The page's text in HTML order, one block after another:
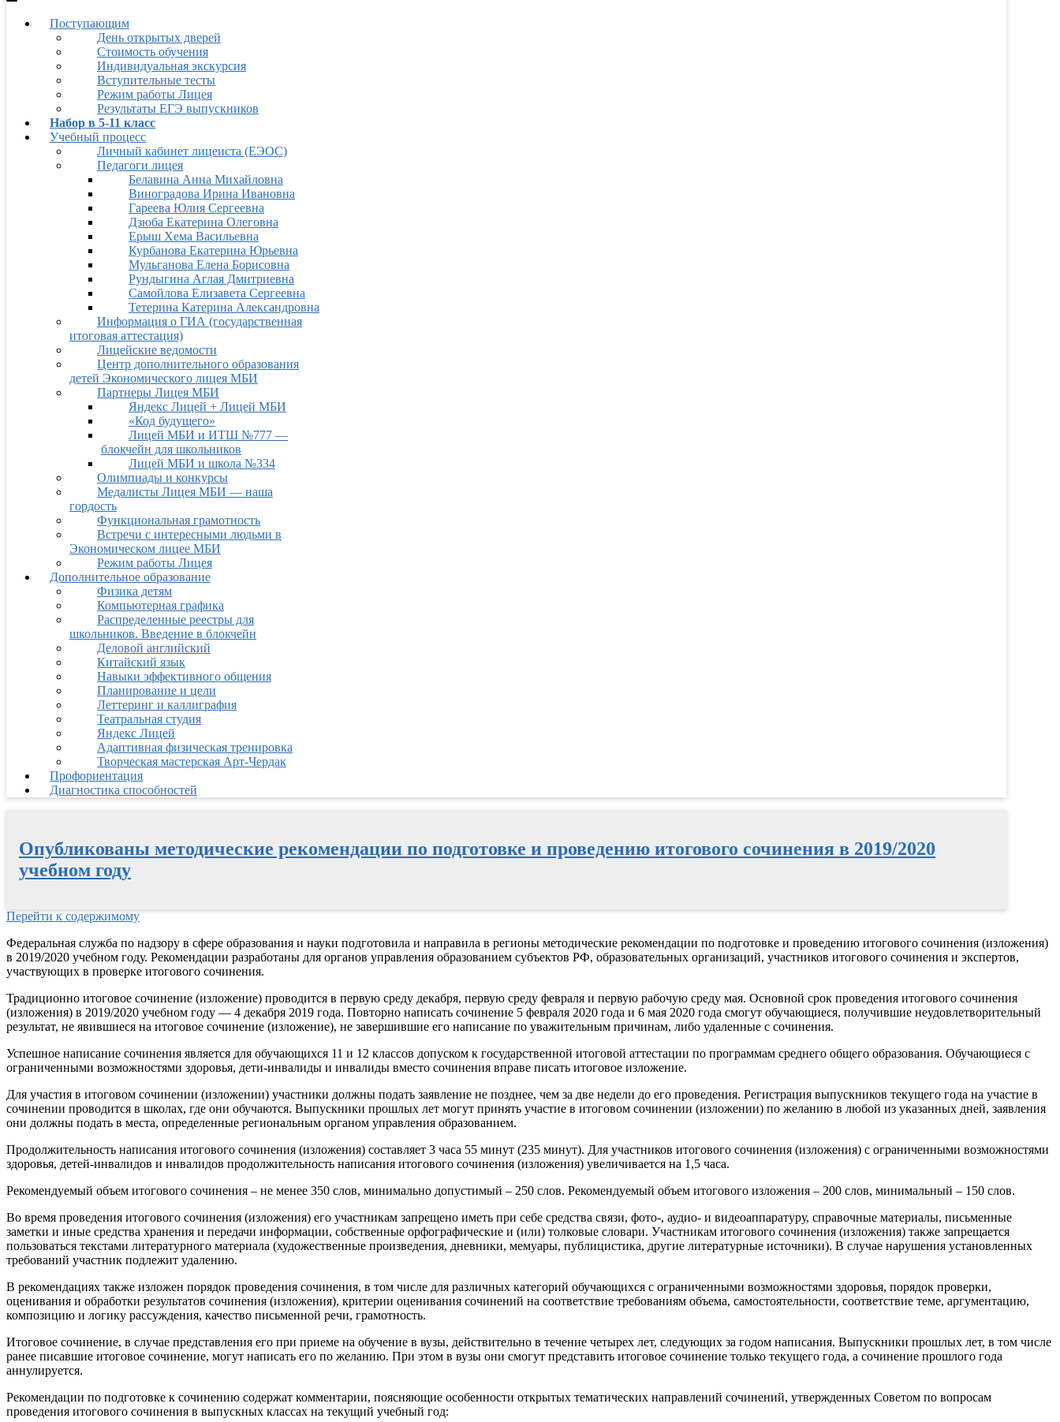
Поступающим
День открытых дверей
Стоимость обучения
Индивидуальная экскурсия
Вступительные тесты
Режим работы Лицея
Результаты ЕГЭ выпускников
Набор в 5-11 класс
Учебный процесс
Личный кабинет лицеиста (ЕЭОС)
Педагоги лицея
Белавина Анна Михайловна
Виноградова Ирина Ивановна
Гареева Юлия Сергеевна
Дзюба Екатерина Олеговна
Ерыш Хема Васильевна
Курбанова Екатерина Юрьевна
Мульганова Елена Борисовна
Рундыгина Аглая Дмитриевна
Самойлова Елизавета Сергеевна
Тетерина Катерина Александровна
Информация о ГИА (государственная
итоговая аттестация)
Лицейские ведомости
Центр дополнительного образования
детей Экономического лицея МБИ
Партнеры Лицея МБИ
Яндекс Лицей + Лицей МБИ
«Код будущего»
Лицей МБИ и ИТШ №777 —
блокчейн для школьников
Лицей МБИ и школа №334
Олимпиады и конкурсы
Медалисты Лицея МБИ — наша
гордость
Функциональная грамотность
Встречи с интересными людьми в
Экономическом лицее МБИ
Режим работы Лицея
Дополнительное образование
Физика детям
Компьютерная графика
Распределенные реестры для
школьников. Введение в блокчейн
Деловой английский
Китайский язык
Навыки эффективного общения
Планирование и цели
Леттеринг и каллиграфия
Театральная студия
Яндекс Лицей
Адаптивная физическая тренировка
Творческая мастерская Арт-Чердак
Профориентация
Диагностика способностей
Опубликованы методические рекомендации по подготовке и проведению итогового сочинения в 2019/2020
учебном году
Перейти к содержимому
Федеральная служба по надзору в сфере образования и науки подготовила и направила в регионы методические рекомендации по подготовке и проведению итогового сочинения (изложения)
в 2019/2020 учебном году. Рекомендации разработаны для органов управления образованием субъектов РФ, образовательных организаций, участников итогового сочинения и экспертов,
участвующих в проверке итогового сочинения.
Традиционно итоговое сочинение (изложение) проводится в первую среду декабря, первую среду февраля и первую рабочую среду мая. Основной срок проведения итогового сочинения
(изложения) в 2019/2020 учебном году — 4 декабря 2019 года. Повторно написать сочинение 5 февраля 2020 года и 6 мая 2020 года смогут обучающиеся, получившие неудовлетворительный
результат, не явившиеся на итоговое сочинение (изложение), не завершившие его написание по уважительным причинам, либо удаленные с сочинения.
Успешное написание сочинения является для обучающихся 11 и 12 классов допуском к государственной итоговой аттестации по программам среднего общего образования. Обучающиеся с
ограниченными возможностями здоровья, дети-инвалиды и инвалиды вместо сочинения вправе писать итоговое изложение.
Для участия в итоговом сочинении (изложении) участники должны подать заявление не позднее, чем за две недели до его проведения. Регистрация выпускников текущего года на участие в
сочинении проводится в школах, где они обучаются. Выпускники прошлых лет могут принять участие в итоговом сочинении (изложении) по желанию в любой из указанных дней, заявления
они должны подать в места, определенные региональным органом управления образованием.
Продолжительность написания итогового сочинения (изложения) составляет 3 часа 55 минут (235 минут). Для участников итогового сочинения (изложения) с ограниченными возможностями
здоровья, детей-инвалидов и инвалидов продолжительность написания итогового сочинения (изложения) увеличивается на 1,5 часа.
Рекомендуемый объем итогового сочинения – не менее 350 слов, минимально допустимый – 250 слов. Рекомендуемый объем итогового изложения – 200 слов, минимальный – 150 слов.
Во время проведения итогового сочинения (изложения) его участникам запрещено иметь при себе средства связи, фото-, аудио- и видеоаппаратуру, справочные материалы, письменные
заметки и иные средства хранения и передачи информации, собственные орфографические и (или) толковые словари. Участникам итогового сочинения (изложения) также запрещается
пользоваться текстами литературного материала (художественные произведения, дневники, мемуары, публицистика, другие литературные источники). В случае нарушения установленных
требований участник подлежит удалению.
В рекомендациях также изложен порядок проведения сочинения, в том числе для различных категорий обучающихся с ограниченными возможностями здоровья, порядок проверки,
оценивания и обработки результатов сочинения (изложения), критерии оценивания сочинений на соответствие требованиям объема, самостоятельности, соответствие теме, аргументацию,
композицию и логику рассуждения, качество письменной речи, грамотность.
Итоговое сочинение, в случае представления его при приеме на обучение в вузы, действительно в течение четырех лет, следующих за годом написания. Выпускники прошлых лет, в том числе
ранее писавшие итоговое сочинение, могут написать его по желанию. При этом в вузы они смогут представить итоговое сочинение только текущего года, а сочинение прошлого года
аннулируется.
Рекомендации по подготовке к сочинению содержат комментарии, поясняющие особенности открытых тематических направлений сочинений, утвержденных Советом по вопросам
проведения итогового сочинения в выпускных классах на текущий учебный год: